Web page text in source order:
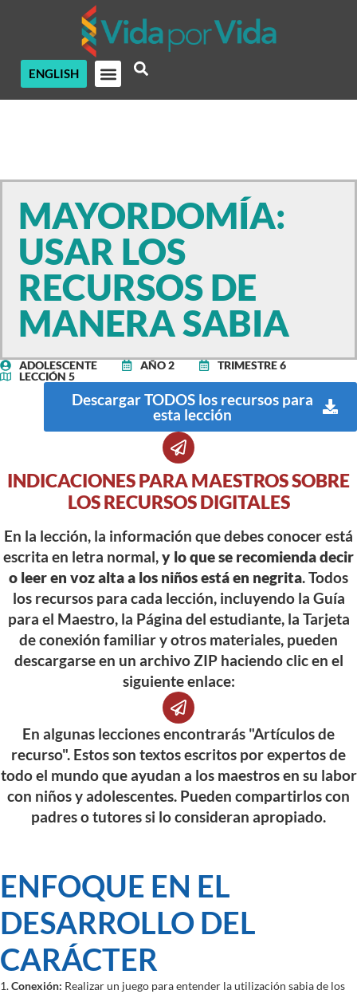
ENGLISH
MAYORDOMÍA:
USAR LOS
RECURSOS DE
MANERA SABIA
ADOLESCENTE AÑO 2
TRIMESTRE 6
LECCIÓN 5
Descargar TODOS los recursos para
esta lección
INDICACIONES PARA MAESTROS SOBRE
LOS RECURSOS DIGITALES
En la lección, la información que debes conocer está
escrita en letra normal,y lo que se recomienda decir
o leer en voz alta a los niños está en negrita. Todos
los recursos para cada lección, incluyendo la Guía
para el Maestro, la Página del estudiante, la Tarjeta
de conexión familiar y otros materiales, pueden
descargarse en un archivo ZIP haciendo clic en el
siguiente enlace:
En algunas lecciones encontrarás "Artículos de
recurso". Estos son textos escritos por expertos de
todo el mundo que ayudan a los maestros en su labor
con niños y adolescentes. Pueden compartirlos con
padres o tutores si lo consideran apropiado.
ENFOQUE EN EL
DESARROLLO DEL
CARÁCTER
1.Conexión: Realizar un juego para entender la utilización sabia de los